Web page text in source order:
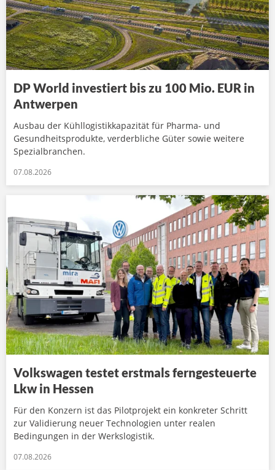
DP World investiert bis zu 100 Mio. EUR in
Antwerpen
Ausbau der Kühllogistikkapazität für Pharma- und
Gesundheitsprodukte, verderbliche Güter sowie weitere
Spezialbranchen.
07.08.2026
Volkswagen testet erstmals ferngesteuerte
Lkw in Hessen
Für den Konzern ist das Pilotprojekt ein konkreter Schritt
zur Validierung neuer Technologien unter realen
Bedingungen in der Werkslogistik.
07.08.2026